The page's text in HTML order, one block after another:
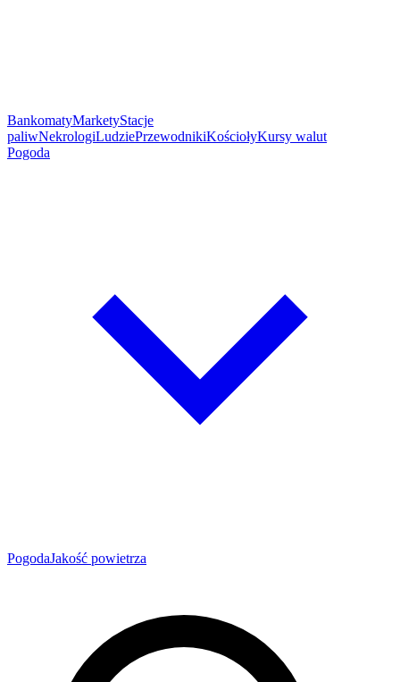
BankomatyMarketyStacje
paliwNekrologiLudziePrzewodnikiKościołyKursy walut
Pogoda
PogodaJakość powietrza